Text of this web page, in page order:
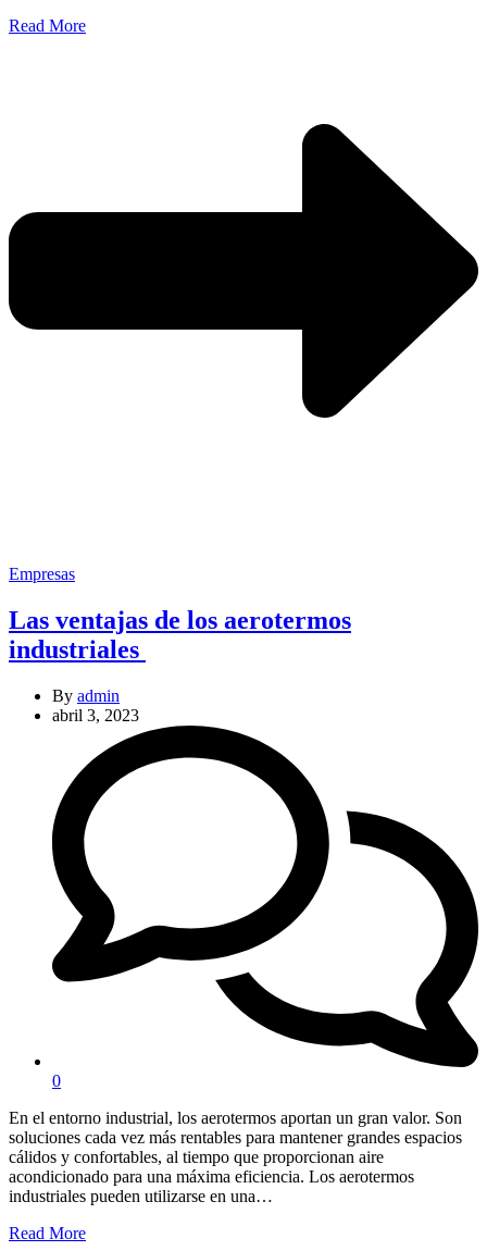
Read More
Categories
Empresas
Las ventajas de los aerotermos
industriales
By admin
abril 3, 2023
0
En el entorno industrial, los aerotermos aportan un gran valor. Son
soluciones cada vez más rentables para mantener grandes espacios
cálidos y confortables, al tiempo que proporcionan aire
acondicionado para una máxima eficiencia. Los aerotermos
industriales pueden utilizarse en una…
Read More